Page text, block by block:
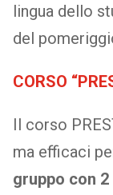
lingua dello
del
CORSO
Il corso
ma efficaci
gruppo con